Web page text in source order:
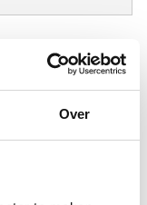
Over